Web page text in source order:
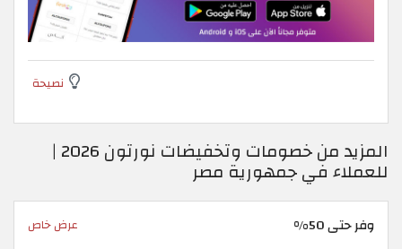
نصيحة
المزيد من خصومات وتخفيضات نورتون 2026 |
للعملاء في جمهورية مصر
وفر حتى 50% عرض خاص